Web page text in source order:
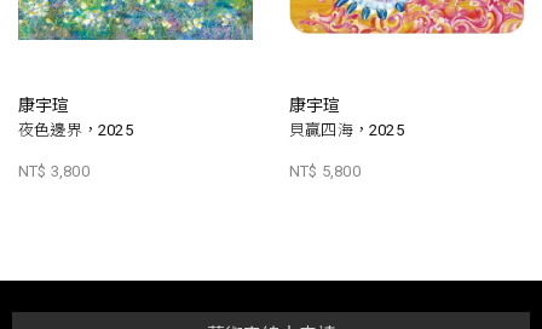
康宇瑄
夜色邊界，2025
NT$ 3,800
康宇瑄
貝贏四海，2025
NT$ 5,800